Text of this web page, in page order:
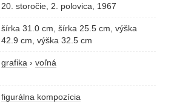
20. storočie, 2. polovica, 1967
šírka 31.0 cm, šírka 25.5 cm, výška
42.9 cm, výška 32.5 cm
grafika › voľná
figurálna kompozícia